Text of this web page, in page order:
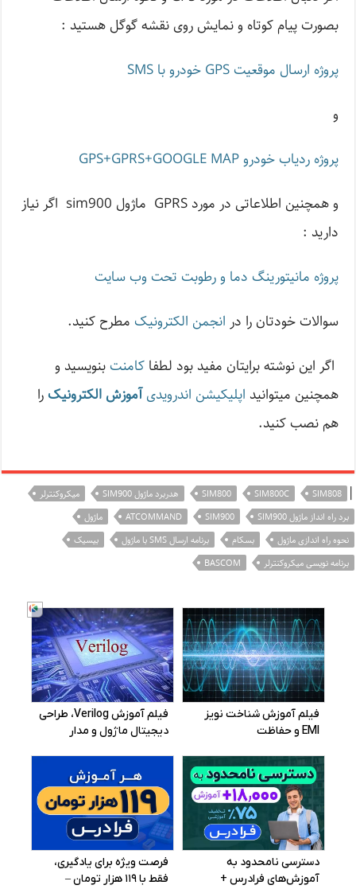
بصورت پیام کوتاه و نمایش روی نقشه گوگل هستید :
پروژه ارسال موقعیت GPS خودرو با SMS
و
پروژه ردیاب خودرو GPS+GPRS+GOOGLE MAP
و همچنین اطلاعاتی در مورد GPRS ماژول sim900 اگر نیاز
دارید :
پروژه مانيتورينگ دما و رطوبت تحت وب سایت
سوالات خودتان را در انجمن الکترونیک مطرح کنید.
اگر این نوشته‌ برایتان مفید بود لطفاکامنت بنویسید و
همچنین میتوانید اپلیکیشن اندرویدیآموزش الکترونیک را
هم نصب کنید.
|
SIM808
SIM800C
SIM800 هدربرد ماژول SIM900
میکروکنترلر
برد راه انداز ماژول SIM900
SIM900
ATCOMMAND
ماژول
نحوه راه اندازی ماژول
بسکام برنامه ارسال SMS با ماژول
بیسیک
برنامه نویسی میکروکنترلر
BASCOM